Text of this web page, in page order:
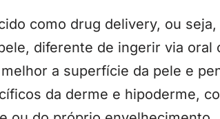
como drug delivery, ou
diferente de ingerir via oral
a superfície da pele e
da derme e hipoderme,